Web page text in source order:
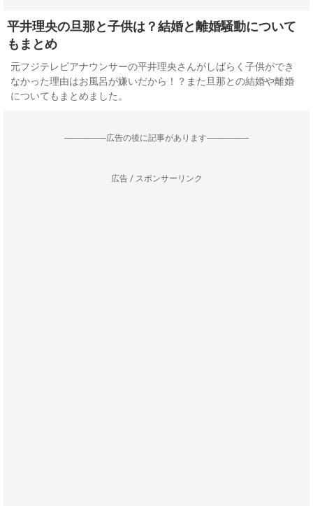
平井理央の旦那と子供は？結婚と離婚騒動について
もまとめ
元フジテレビアナウンサーの平井理央さんがしばらく子供ができ
なかった理由はお風呂が嫌いだから！？また旦那との結婚や離婚
についてもまとめました。
--------------------広告の後に記事があります--------------------
広告 / スポンサーリンク